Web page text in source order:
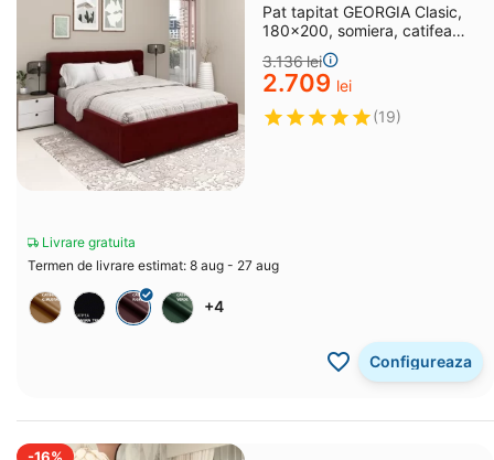
Pat tapitat GEORGIA Clasic,
180x200, somiera, catifea
Rosu Grena
3.136lei
2.709 lei
(19)
Livrare gratuita
Termen de livrare estimat: 8 aug - 27 aug
+4
Configureaza
-16%